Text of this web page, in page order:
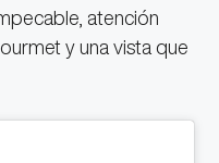
atención
y una vista que